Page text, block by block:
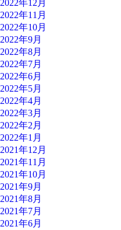
2022年12月
2022年11月
2022年10月
2022年9月
2022年8月
2022年7月
2022年6月
2022年5月
2022年4月
2022年3月
2022年2月
2022年1月
2021年12月
2021年11月
2021年10月
2021年9月
2021年8月
2021年7月
2021年6月